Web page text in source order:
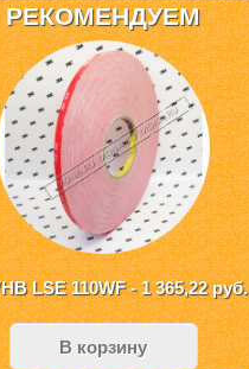
РЕКОМЕНДУЕМ
LSE 110WF - 1 365,22руб.
В корзину